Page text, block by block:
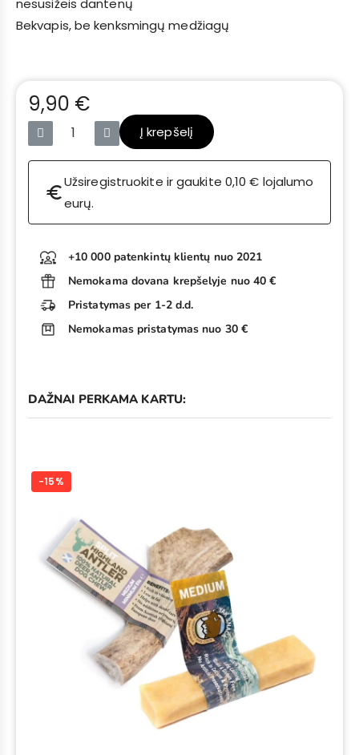
Bekvapis, be kenksmingų medžiagų
9,90 €
Į krepšelį
euro
Užsiregistruokite ir gaukite 0,10 € lojalumo
eurų.
+10 000 patenkintų klientų nuo 2021
Nemokama dovana krepšelyje nuo 40 €
Pristatymas per 1-2 d.d.
Nemokamas pristatymas nuo 30 €
DAŽNAI PERKAMA KARTU:
−15%